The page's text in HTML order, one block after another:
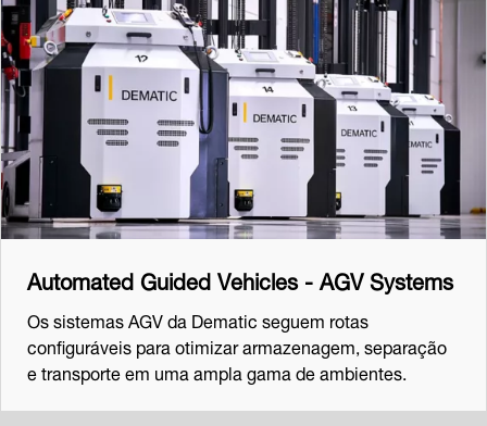
Automated Guided Vehicles - AGV Systems
Os sistemas AGV da Dematic seguem rotas
configuráveis para otimizar armazenagem, separação
e transporte em uma ampla gama de ambientes.